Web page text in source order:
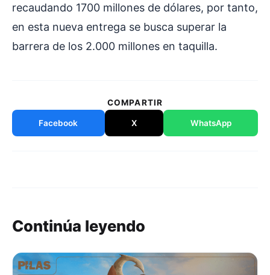
recaudando 1700 millones de dólares, por tanto,
en esta nueva entrega se busca superar la
barrera de los 2.000 millones en taquilla.
COMPARTIR
Facebook X WhatsApp
Continúa leyendo